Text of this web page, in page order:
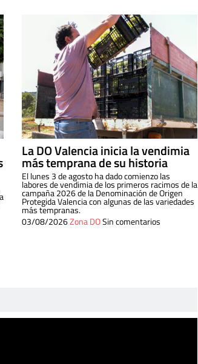
La DO Valencia inicia la vendimia
más temprana de su historia
El lunes 3 de agosto ha dado comienzo las
labores de vendimia de los primeros racimos de la
campaña 2026 de la Denominación de Origen
Protegida Valencia con algunas de las variedades
más tempranas.
03/08/2026Zona DOSin comentarios